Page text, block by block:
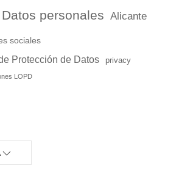
Datos personales Alicante
sociales
Protección de Datos privacy
LOPD